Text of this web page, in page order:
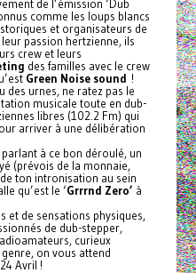
de l’émission ‘Dub
comme les loups blancs
et organisateurs de
passion hertzienne, ils
crew et leurs
des familles avec le crew
Green Noise sound !
des urnes, ne ratez pas le
musicale toute en dub-
libres (102.2 Fm) qui
arriver à une délibération
à ce bon déroulé, un
(prévois de la monnaie,
ton intronisation au sein
qu’est le ‘Grrrnd Zero’ à
et de sensations physiques,
de dub-stepper,
curieux
on vous attend
Avril !